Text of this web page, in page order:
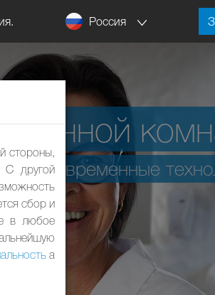
Россия
ванной
современные
стороны,
С другой
сбор и
в любое
а